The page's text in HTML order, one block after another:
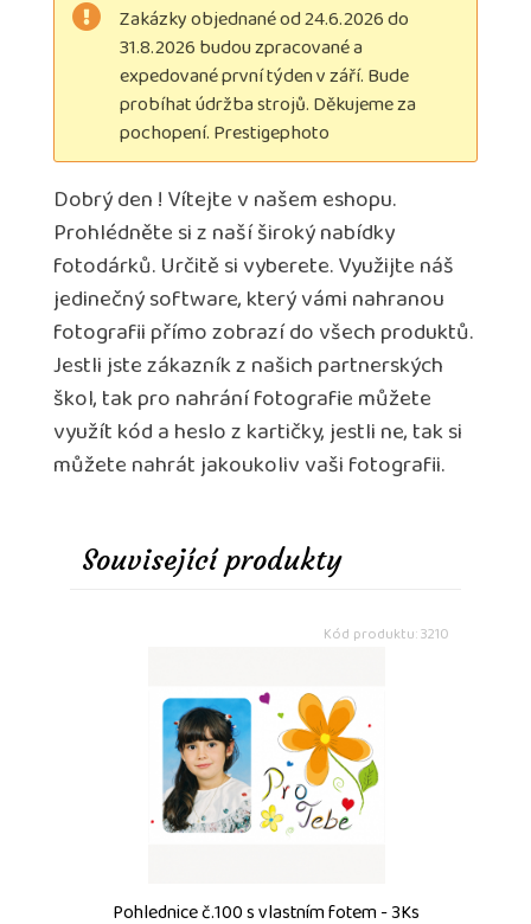
Zakázky objednané od 24.6.2026 do
31.8.2026 budou zpracované a
expedované první týden v září. Bude
probíhat údržba strojů. Děkujeme za
pochopení. Prestigephoto
Dobrý den ! Vítejte v našem eshopu.
Prohlédněte si z naší široký nabídky
fotodárků. Určitě si vyberete. Využijte náš
jedinečný software, který vámi nahranou
fotografii přímo zobrazí do všech produktů.
Jestli jste zákazník z našich partnerských
škol, tak pro nahrání fotografie můžete
využít kód a heslo z kartičky, jestli ne, tak si
můžete nahrát jakoukoliv vaši fotografii.
Související produkty
Kód produktu: 3210
Pohlednice č.100 s vlastním fotem - 3Ks